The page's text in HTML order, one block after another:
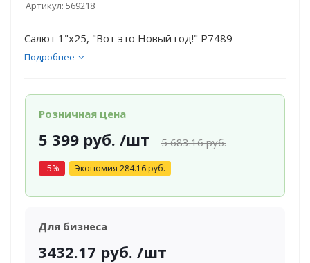
Артикул: 569218
Салют 1"х25, "Вот это Новый год!" Р7489
Подробнее
Розничная цена
5 399руб. /шт 5 683.16руб.
-5% Экономия 284.16руб.
Для бизнеса
3432.17 руб. /шт